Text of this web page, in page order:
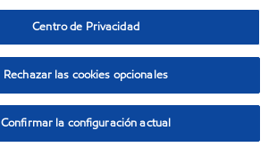
Centro de Privacidad
Rechazar las cookies opcionales
Confirmar la configuración actual